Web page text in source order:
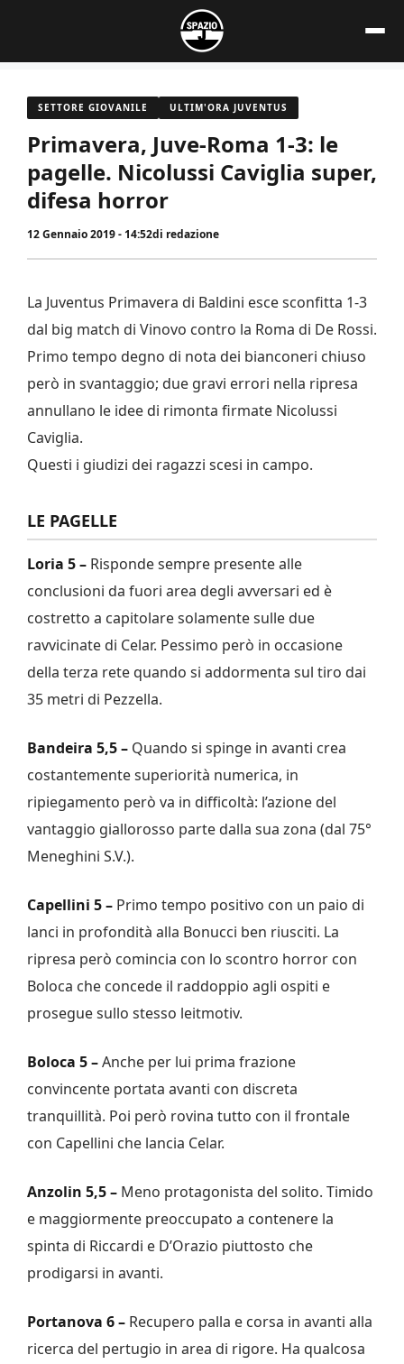
contenuto
SETTORE GIOVANILE ULTIM'ORA JUVENTUS
Primavera, Juve-Roma 1-3: le
pagelle. Nicolussi Caviglia super,
difesa horror
12 Gennaio 2019 - 14:52di redazione
La Juventus Primavera di Baldini esce sconfitta 1-3
dal big match di Vinovo contro la Roma di De Rossi.
Primo tempo degno di nota dei bianconeri chiuso
però in svantaggio; due gravi errori nella ripresa
annullano le idee di rimonta firmate Nicolussi
Caviglia.
Questi i giudizi dei ragazzi scesi in campo.
LE PAGELLE
Loria 5 – Risponde sempre presente alle
conclusioni da fuori area degli avversari ed è
costretto a capitolare solamente sulle due
ravvicinate di Celar. Pessimo però in occasione
della terza rete quando si addormenta sul tiro dai
35 metri di Pezzella.
Bandeira 5,5 – Quando si spinge in avanti crea
costantemente superiorità numerica, in
ripiegamento però va in difficoltà: l’azione del
vantaggio giallorosso parte dalla sua zona (dal 75°
Meneghini S.V.).
Capellini 5 – Primo tempo positivo con un paio di
lanci in profondità alla Bonucci ben riusciti. La
ripresa però comincia con lo scontro horror con
Boloca che concede il raddoppio agli ospiti e
prosegue sullo stesso leitmotiv.
Boloca 5 –Anche per lui prima frazione
convincente portata avanti con discreta
tranquillità. Poi però rovina tutto con il frontale
con Capellini che lancia Celar.
Anzolin 5,5 – Meno protagonista del solito. Timido
e maggiormente preoccupato a contenere la
spinta di Riccardi e D’Orazio piuttosto che
prodigarsi in avanti.
Portanova 6 – Recupero palla e corsa in avanti alla
ricerca del pertugio in area di rigore. Ha qualcosa